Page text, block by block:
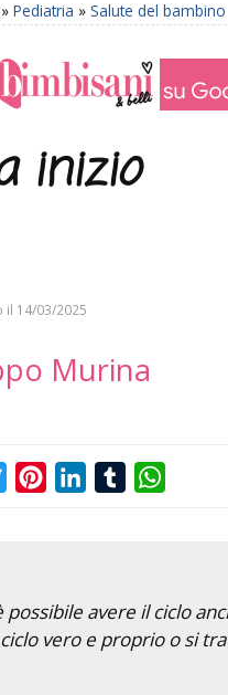
» Pediatria » Salute del bambino
inizio
il 14/03/2025
Murina
TwitterPinterestLinkedInTumblr
avere il ciclo
vero e proprio o si